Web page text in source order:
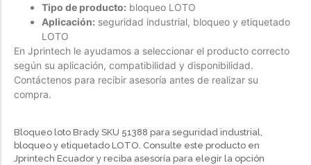
Tipo de producto: bloqueo LOTO
Aplicación: seguridad industrial, bloqueo y etiquetado
LOTO
En Jprintech le ayudamos a seleccionar el producto correcto
según su aplicación, compatibilidad y disponibilidad.
Contáctenos para recibir asesoría antes de realizar su
compra.
Bloqueo loto Brady SKU 51388 para seguridad industrial,
bloqueo y etiquetado LOTO. Consulte este producto en
Jprintech Ecuador y reciba asesoría para elegir la opción